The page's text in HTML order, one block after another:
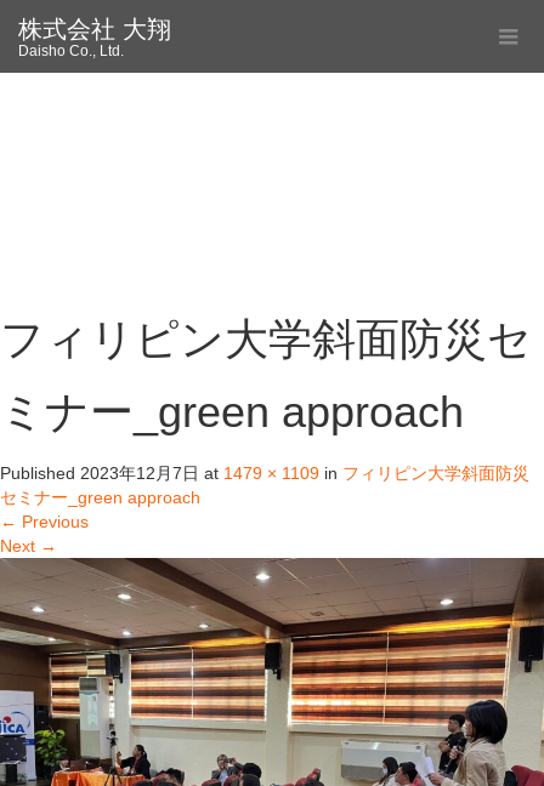
株式会社 大翔
Daisho Co., Ltd.
フィリピン大学斜面防災セ
ミナー_green approach
Published 2023年12月7日 at 1479 × 1109 in フィリピン大学斜面防災
セミナー_green approach
← Previous
Next →